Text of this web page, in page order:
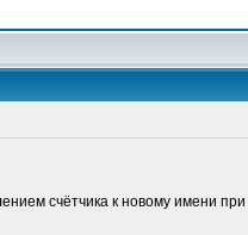
счётчика к новому имени